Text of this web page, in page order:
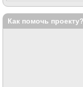
Как помочь проекту?